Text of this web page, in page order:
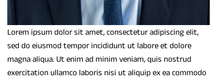
Lorem ipsum dolor sit amet, consectetur adipiscing elit,
sed do eiusmod tempor incididunt ut labore et dolore
magna aliqua. Ut enim ad minim veniam, quis nostrud
exercitation ullamco laboris nisi ut aliquip ex ea commodo